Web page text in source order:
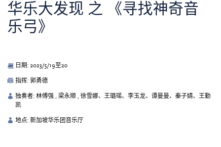
华乐大发现 之 《寻找神奇音
乐弓》
日期: 2023/5/19至20
指挥: 郭勇德
独奏者: 林傅强 , 梁永顺 , 徐雪娜、王璐瑶、李玉龙、谭曼曼、秦子婧、王勤
凯
地点: 新加坡华乐团音乐厅